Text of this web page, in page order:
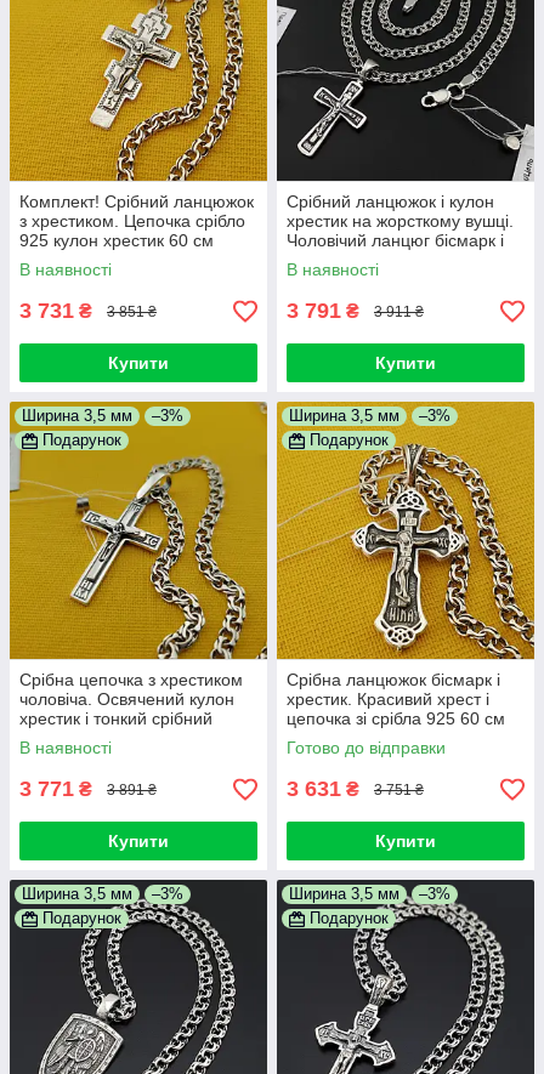
Комплект! Срібний ланцюжок
з хрестиком. Цепочка срібло
925 кулон хрестик 60 см
В наявності
3 731 ₴ 3 851 ₴
Купити
Срібний ланцюжок і кулон
хрестик на жорсткому вушці.
Чоловічий ланцюг бісмарк і
підвіс срібло 60 см
В наявності
3 791 ₴ 3 911 ₴
Купити
Ширина 3,5 мм
–3%
Подарунок
Срібна цепочка з хрестиком
чоловіча. Освячений кулон
хрестик і тонкий срібний
ланцюжок. 60 см
В наявності
3 771 ₴ 3 891 ₴
Купити
Ширина 3,5 мм
–3%
Подарунок
Срібна ланцюжок бісмарк і
хрестик. Красивий хрест і
цепочка зі срібла 925 60 см
Готово до відправки
3 631 ₴ 3 751 ₴
Купити
Ширина 3,5 мм
–3%
Подарунок
Ширина 3,5 мм
–3%
Подарунок